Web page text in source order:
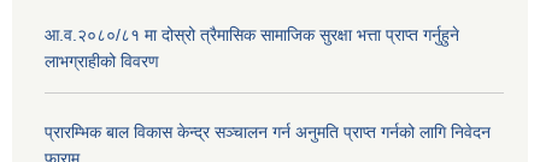
आ.व.२०८०/८१ मा दोस्रो त्रैमासिक सामाजिक सुरक्षा भत्ता प्राप्त गर्नुहुने
लाभग्राहीको विवरण
प्रारम्भिक बाल विकास केन्द्र सञ्चालन गर्न अनुमति प्राप्त गर्नको लागि निवेदन